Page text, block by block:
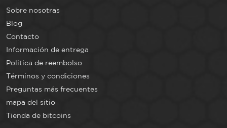
Sobre nosotras
Blog
Contacto
Información de entrega
Politica de reembolso
Términos y condiciones
Preguntas más frecuentes
mapa del sitio
Tienda de bitcoins